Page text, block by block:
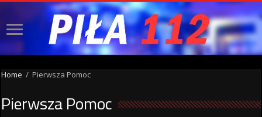
Home / Pierwsza Pomoc
Pierwsza Pomoc